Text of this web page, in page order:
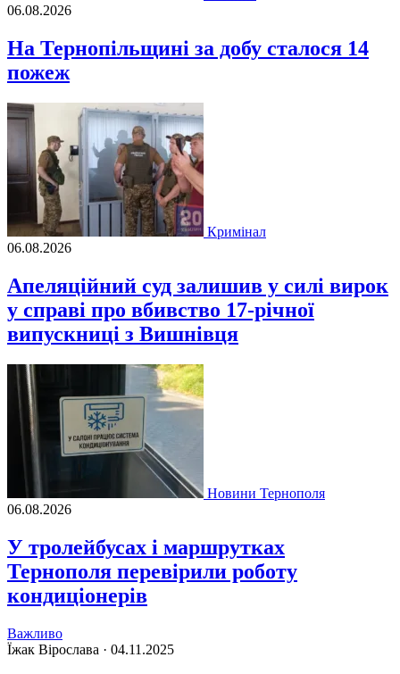
06.08.2026
На Тернопільщині за добу сталося 14
пожеж
Кримінал
06.08.2026
Апеляційний суд залишив у силі вирок
у справі про вбивство 17-річної
випускниці з Вишнівця
Новини Тернополя
06.08.2026
У тролейбусах і маршрутках
Тернополя перевірили роботу
кондиціонерів
Важливо
Їжак Вірослава · 04.11.2025